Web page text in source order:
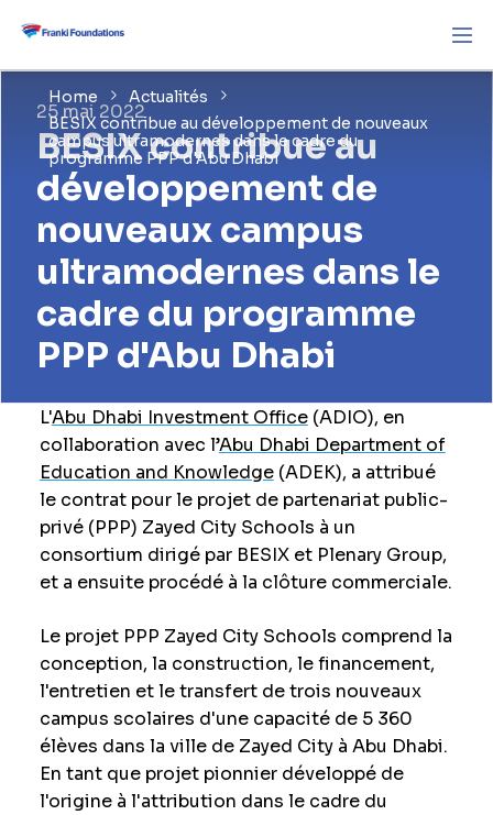
Home
Actualités
BESIX contribue au développement de nouveaux
campus ultramodernes dans le cadre du
programme PPP d'Abu Dhabi
25 mai 2022
BESIX contribue au
développement de
nouveaux campus
ultramodernes dans le
cadre du programme
PPP d'Abu Dhabi
L'Abu Dhabi Investment Office(ADIO), en
collaboration avec l’Abu Dhabi Department of
Education and Knowledge(ADEK), a attribué
le contrat pour le projet de partenariat public-
privé (PPP) Zayed City Schools à un
consortium dirigé par BESIX et Plenary Group,
et a ensuite procédé à la clôture commerciale.
Le projet PPP Zayed City Schools comprend la
conception, la construction, le financement,
l'entretien et le transfert de trois nouveaux
campus scolaires d'une capacité de 5 360
élèves dans la ville de Zayed City à Abu Dhabi.
En tant que projet pionnier développé de
l'origine à l'attribution dans le cadre du